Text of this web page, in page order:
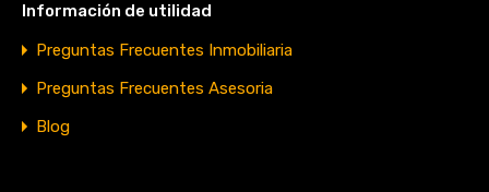
Información de utilidad
Preguntas Frecuentes Inmobiliaria
Preguntas Frecuentes Asesoria
Blog